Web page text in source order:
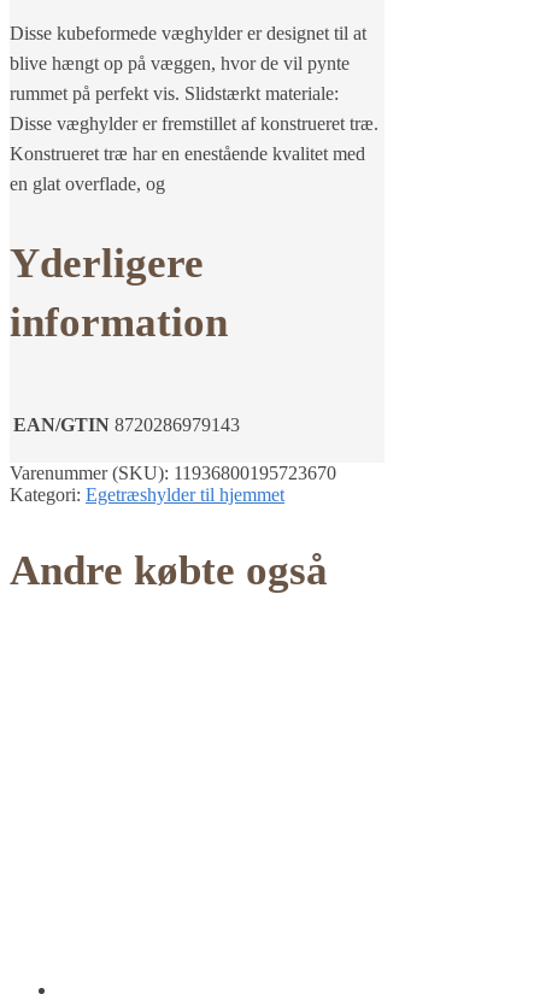
Disse kubeformede væghylder er designet til at
blive hængt op på væggen, hvor de vil pynte
rummet på perfekt vis. Slidstærkt materiale:
Disse væghylder er fremstillet af konstrueret træ.
Konstrueret træ har en enestående kvalitet med
en glat overflade, og
Yderligere
information
EAN/GTIN 8720286979143
Varenummer (SKU): 11936800195723670
Kategori: Egetræshylder til hjemmet
Andre købte også